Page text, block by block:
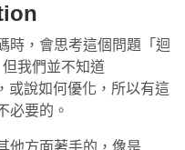
時，會思考這個問題「迴
我們並不知道
或說如何優化，所以有這
必要的。
他方面著手的，像是